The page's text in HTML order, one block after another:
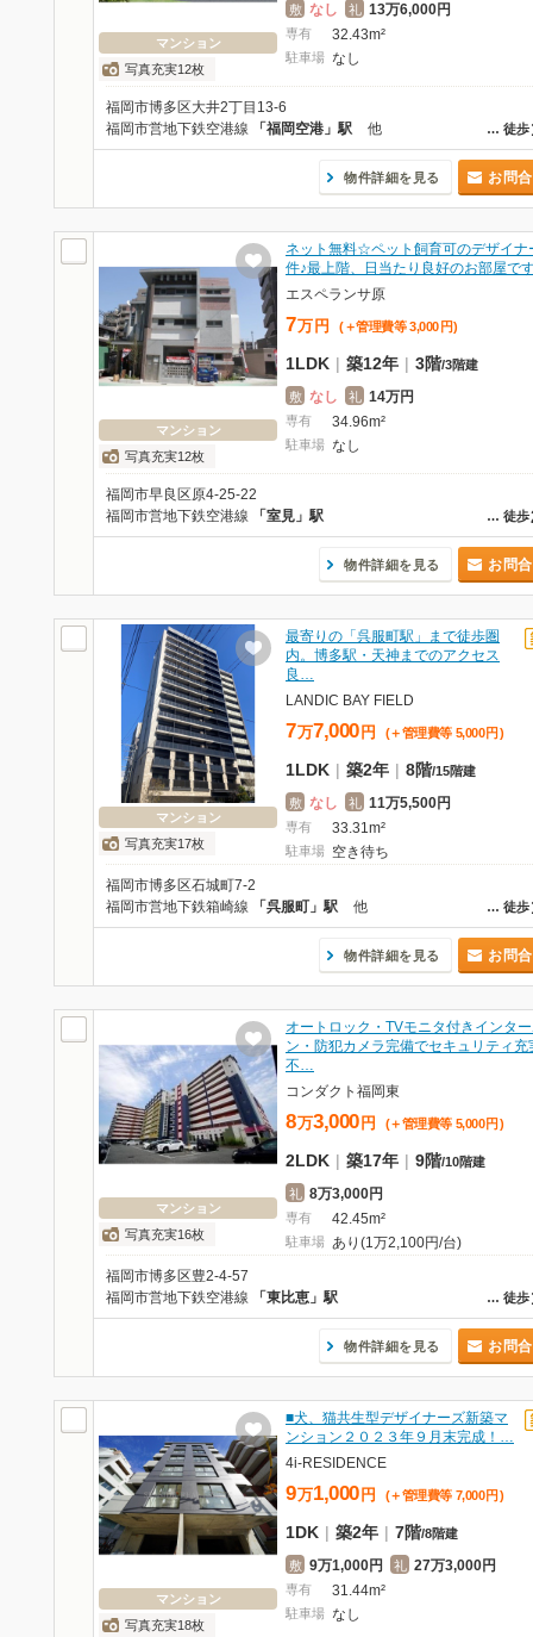
マンション
写真充実12枚
敷 なし 礼 13万6,000円
専有 32.43m²
駐車場 なし
福岡市博多区大井2丁目13-6
… 徒歩
福岡市営地下鉄空港線 「福岡空港」駅 他
物件詳細を見る お問
マンション
写真充実12枚
ネット無料☆ペット飼育可のデザイナ
件♪最上階、日当たり良好のお部屋
エスペランサ原
7万 円 (＋管理費等 3,000 円)
1LDK | 築12年 | 3階/3階建
敷 なし 礼 14万円
専有 34.96m²
駐車場 なし
福岡市早良区原4-25-22
… 徒歩
福岡市営地下鉄空港線 「室見」駅
物件詳細を見る お問
マンション
写真充実17枚
最寄りの「呉服町駅」まで徒歩圏
内。博多駅・天神までのアクセス
良…
LANDIC BAY FIELD
7万7,000 円 (＋管理費等 5,000 円 )
1LDK | 築2年 | 8階/15階建
敷 なし 礼 11万5,500円
専有 33.31m²
駐車場 空き待ち
福岡市博多区石城町7-2
… 徒歩
福岡市営地下鉄箱崎線 「呉服町」駅 他
物件詳細を見る お問
マンション
写真充実16枚
オートロック・TVモニタ付きインタ
ン・防犯カメラ完備でセキュリティ充
不…
コンダクト福岡東
8万3,000 円 (＋管理費等 5,000 円 )
2LDK | 築17年 | 9階/10階建
礼 8万3,000円
専有 42.45m²
駐車場 あり(1万2,100円/台)
福岡市博多区豊2-4-57
… 徒歩
福岡市営地下鉄空港線 「東比恵」駅
物件詳細を見る お問
マンション
写真充実18枚
■犬、猫共生型デザイナーズ新築マ
ンション２０２３年９月末完成！…
4i-RESIDENCE
9万1,000 円 (＋管理費等 7,000 円 )
1DK | 築2年 | 7階/8階建
敷 9万1,000円 礼 27万3,000円
専有 31.44m²
駐車場 なし